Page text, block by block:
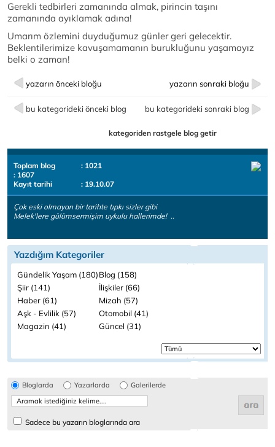
Gerekli tedbirleri zamanında almak, pirincin taşını
zamanında ayıklamak adına!
Umarım özlemini duyduğumuz günler geri gelecektir.
Beklentilerimize kavuşamamanın burukluğunu yaşamayız
belki o zaman!
yazarın önceki bloğu yazarın sonraki bloğu
bu kategorideki önceki blog bu kategorideki sonraki blog
kategoriden rastgele blog getir
Toplam blog
: 1021
: 1607
Kayıt tarihi
: 19.10.07
Çok eski olmayan bir tarihte tıpkı sizler gibi
Melek'lere gülümsermişim uykulu hallerimde! ..
Yazdığım Kategoriler
Gündelik Yaşam (180)Blog (158)
Şiir (141)
İlişkiler (66)
Haber (61)
Mizah (57)
Aşk - Evlilik (57)
Otomobil (41)
Magazin (41)
Güncel (31)
Bloglarda Yazarlarda Galerilerde
Sadece bu yazarın bloglarında ara